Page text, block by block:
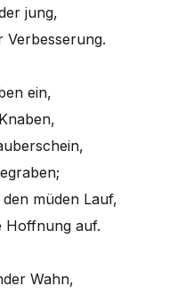
jung,
Verbesserung.
ein,
müden Lauf,
Hoffnung auf.
Wahn,